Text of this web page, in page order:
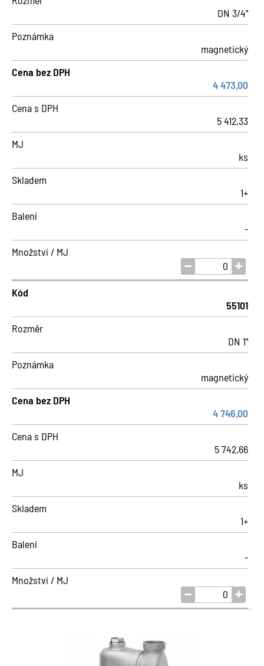
DN 3/4"
Poznámka
magnetický
Cena bez DPH
4 473,00
Cena s DPH
5 412,33
MJ
ks
Skladem
1+
Balení
-
Množství / MJ
Kód
55101
Rozměr
DN 1"
Poznámka
magnetický
Cena bez DPH
4 746,00
Cena s DPH
5 742,66
MJ
ks
Skladem
1+
Balení
-
Množství / MJ